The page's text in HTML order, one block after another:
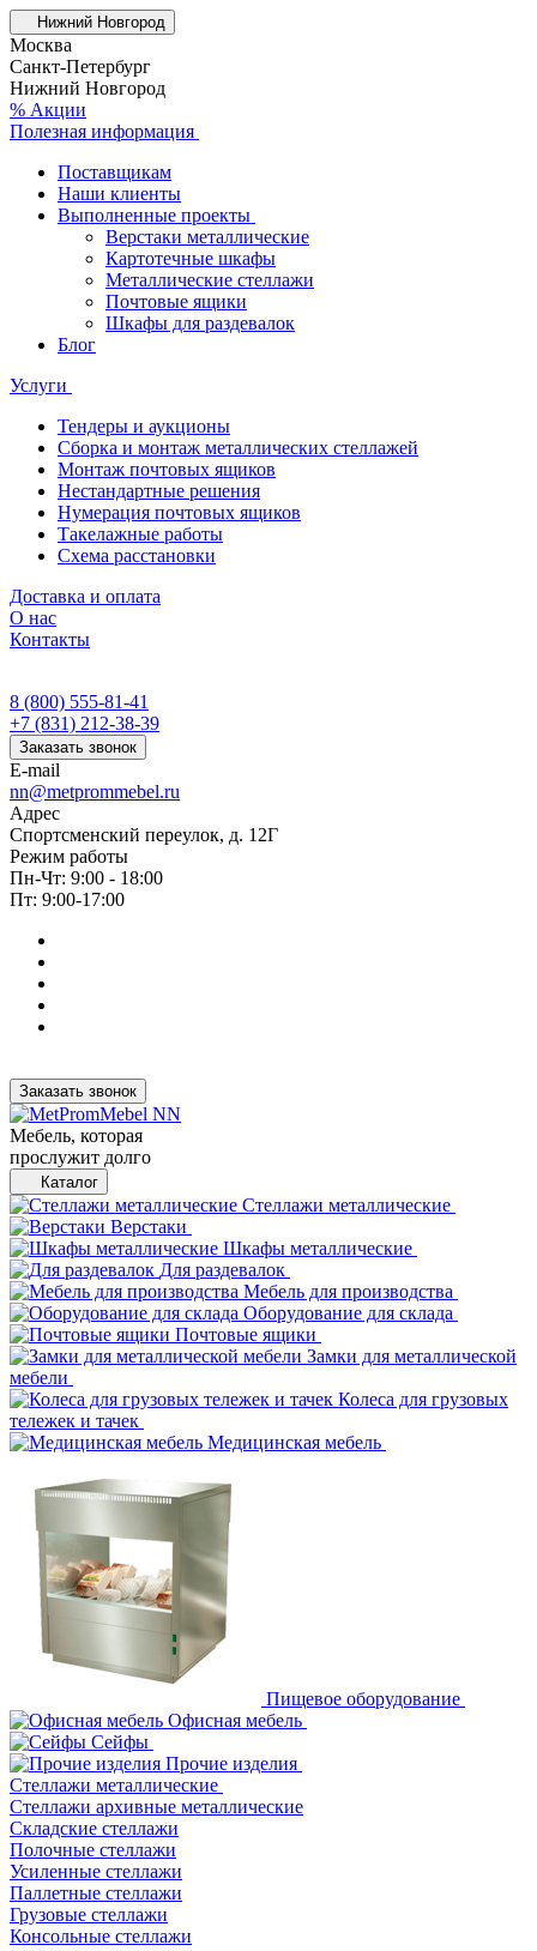
Нижний Новгород
Москва
Санкт-Петербург
Нижний Новгород
% Акции
Полезная информация
Поставщикам
Наши клиенты
Выполненные проекты
Верстаки металлические
Картотечные шкафы
Металлические стеллажи
Почтовые ящики
Шкафы для раздевалок
Блог
Услуги
Тендеры и аукционы
Сборка и монтаж металлических стеллажей
Монтаж почтовых ящиков
Нестандартные решения
Нумерация почтовых ящиков
Такелажные работы
Схема расстановки
Доставка и оплата
О нас
Контакты
8 (800) 555-81-41
+7 (831) 212-38-39
Заказать звонок
E-mail
nn@metprommebel.ru
Адрес
Спортсменский переулок, д. 12Г
Режим работы
Пн-Чт: 9:00 - 18:00
Пт: 9:00-17:00
Заказать звонок
Мебель, которая
прослужит долго
Каталог
Стеллажи металлические
Верстаки
Шкафы металлические
Для раздевалок
Мебель для производства
Оборудование для склада
Почтовые ящики
Замки для металлической
мебели
Колеса для грузовых
тележек и тачек
Медицинская мебель
Пищевое оборудование
Офисная мебель
Сейфы
Прочие изделия
Стеллажи металлические
Cтеллажи архивные металлические
Складские стеллажи
Полочные стеллажи
Усиленные стеллажи
Паллетные стеллажи
Грузовые стеллажи
Консольные стеллажи